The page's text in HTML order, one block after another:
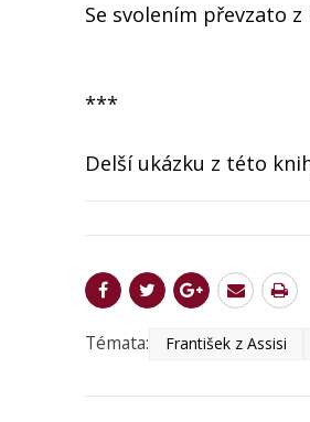
Se svolením převzato
***
Delší ukázku z této
Témata: František z Assisi